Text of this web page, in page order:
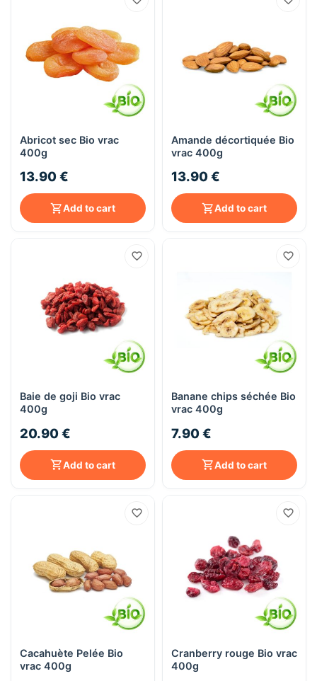
Abricot sec Bio vrac
400g
13.90 €
Add to cart
Amande décortiquée Bio
vrac 400g
13.90 €
Add to cart
Baie de goji Bio vrac
400g
20.90 €
Add to cart
Banane chips séchée Bio
vrac 400g
7.90 €
Add to cart
Cacahuète Pelée Bio
vrac 400g
Cranberry rouge Bio vrac
400g